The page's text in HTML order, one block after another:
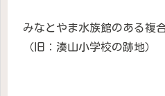
みなとやま水族館のある複合
（旧：湊山小学校の跡地）